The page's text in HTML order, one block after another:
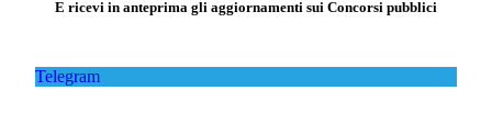
E ricevi in anteprima gli aggiornamenti sui Concorsi pubblici
Telegram